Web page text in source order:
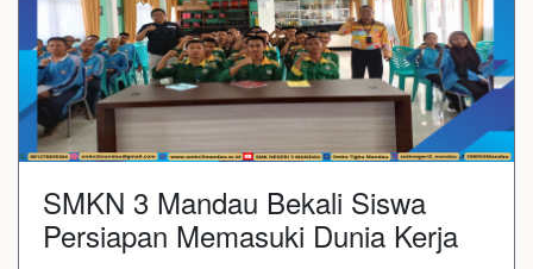
SMKN 3 Mandau Bekali Siswa
Persiapan Memasuki Dunia Kerja